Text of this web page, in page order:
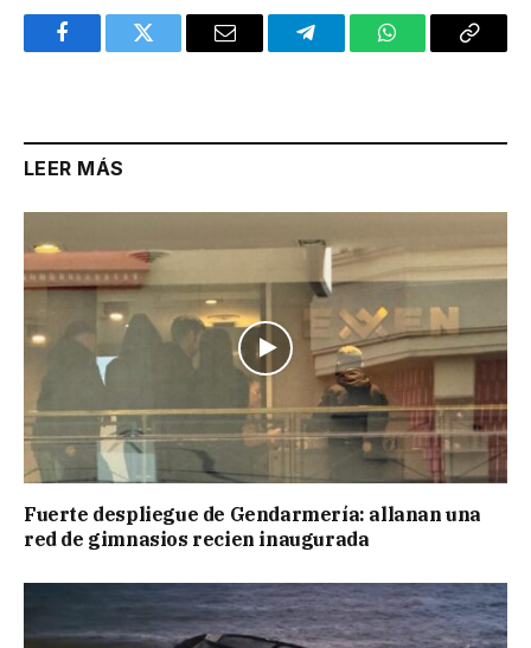
FacebookTwitter Email TelegramWhatsAppCopy
LEER MÁS
Fuerte despliegue de Gendarmería: allanan una
red de gimnasios recien inaugurada